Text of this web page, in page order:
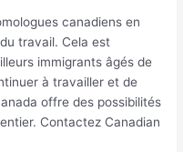
canadiens en
travail. Cela est
immigrants âgés de
à travailler et de
offre des possibilités
Contactez Canadian